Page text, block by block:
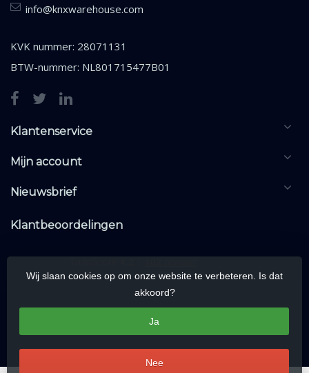
info@knxwarehouse.com
KVK nummer: 28071131
BTW-nummer: NL801715477B01
Klantenservice
Mijn account
Nieuwsbrief
Klantbeoordelingen
Wij slaan cookies op om onze website te verbeteren. Is dat
akkoord?
Ja
Nee